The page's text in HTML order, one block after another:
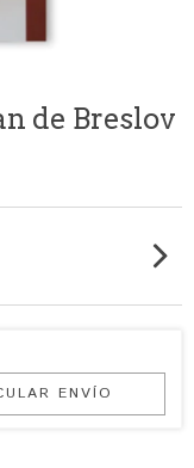
de Breslov
ENVÍO